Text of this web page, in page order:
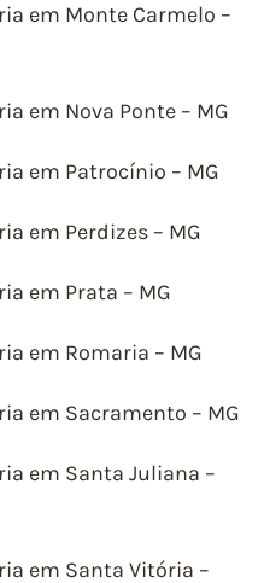
em Monte Carmelo –
em Nova Ponte – MG
em Patrocínio – MG
em Perdizes – MG
em Prata – MG
em Romaria – MG
em Sacramento – MG
em Santa Juliana –
em Santa Vitória –